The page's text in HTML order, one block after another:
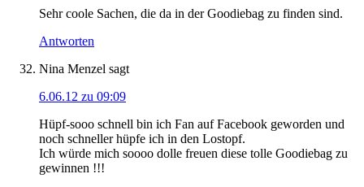
Sehr coole Sachen, die da in der Goodiebag zu finden sind.
Antworten
Nina Menzel sagt
6.06.12 zu 09:09
Hüpf-sooo schnell bin ich Fan auf Facebook geworden und
noch schneller hüpfe ich in den Lostopf.
Ich würde mich soooo dolle freuen diese tolle Goodiebag zu
gewinnen !!!